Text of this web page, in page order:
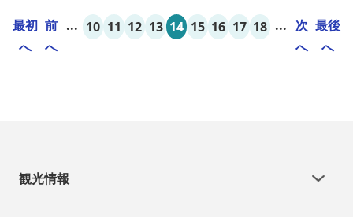
ンプやディキャンプ...
最初
へ
前
へ
... 10 11 12 13 14 15 16 17 18 ... 次
へ
最後
へ
観光情報